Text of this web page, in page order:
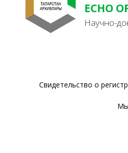
ECHO
Научно-
Свидетельство о
Мы